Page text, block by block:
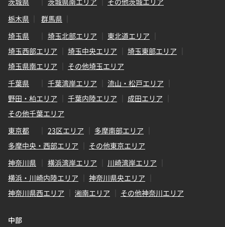
栃木県
群馬県
埼玉県
埼玉北部エリア
東北道エリア
埼玉西部エリア
埼玉中央エリア
埼玉東部エリア
埼玉県南エリア
その他埼玉エリア
千葉県
千葉湾岸エリア
流山・松戸エリア
野田・柏エリア
千葉内陸エリア
成田エリア
その他千葉エリア
東京都
23区エリア
多摩南部エリア
多摩中央・西部エリア
その他東京エリア
神奈川県
横浜湾岸エリア
川崎湾岸エリア
横浜・川崎内陸エリア
神奈川県央エリア
神奈川県西エリア
湘南エリア その他神奈川エリア
中部